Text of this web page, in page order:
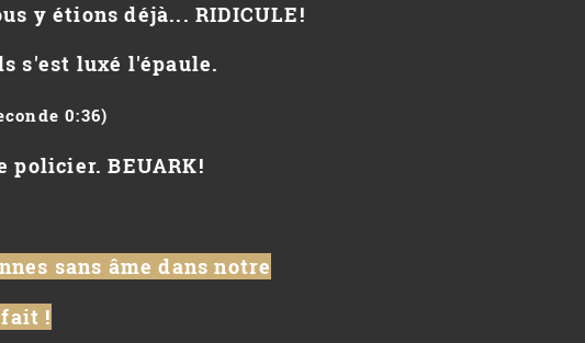
y étions déjà... RIDICULE!
s'est luxé l'épaule.
0:36)
policier. BEUARK!
sans âme dans notre
!